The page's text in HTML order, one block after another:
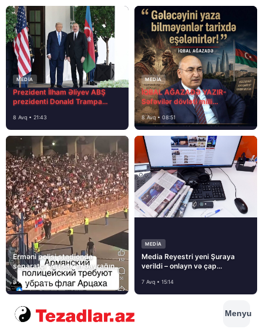
MEDİA
Prezident İlham Əliyev ABŞ
prezidenti Donald Trampa
8 Avq • 21:43
MEDİA
İQBAL AĞAZADƏ YAZIR-
Səfəvilər dövləti milli
dövlətdirmi?
8 Avq • 08:51
Erməni polisi stadionda
separatçı “Artsax”ın bayrağını
müsadirə etdi və…
8 Avq • 08:39
MEDİA
Media Reyestri yeni Şuraya
verildi – onlayn və çap
7 Avq • 15:14
Menyu